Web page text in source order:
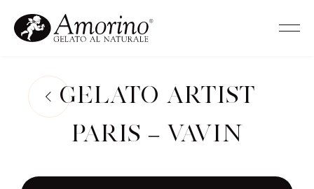
Gelato Artist
Paris – Vavin